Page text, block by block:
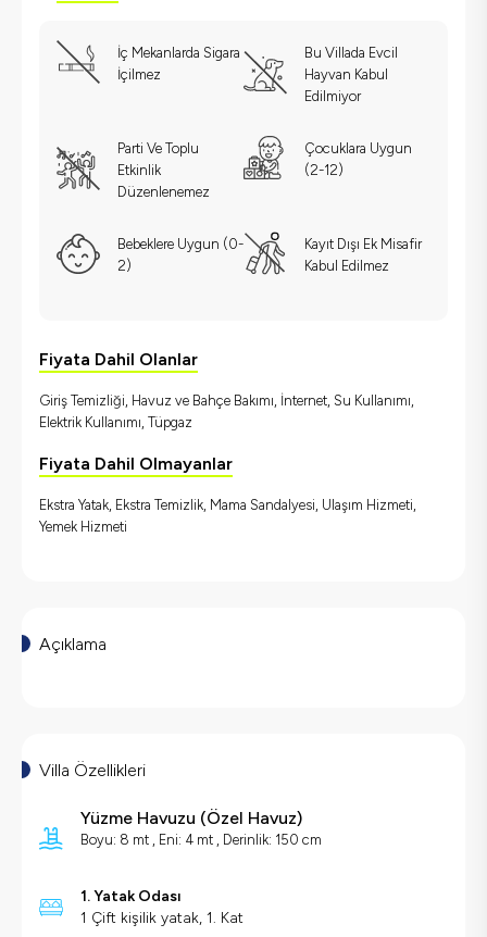
İç Mekanlarda Sigara
İçilmez
Bu Villada Evcil
Hayvan Kabul
Edilmiyor
Parti Ve Toplu
Etkinlik
Düzenlenemez
Çocuklara Uygun
(2-12)
Bebeklere Uygun (0-
2)
Kayıt Dışı Ek Misafir
Kabul Edilmez
Fiyata Dahil Olanlar
Giriş Temizliği, Havuz ve Bahçe Bakımı, İnternet, Su Kullanımı,
Elektrik Kullanımı, Tüpgaz
Fiyata Dahil Olmayanlar
Ekstra Yatak, Ekstra Temizlik, Mama Sandalyesi, Ulaşım Hizmeti,
Yemek Hizmeti
Açıklama
Villa Özellikleri
Yüzme Havuzu (Özel Havuz)
Boyu: 8 mt , Eni: 4 mt , Derinlik: 150 cm
1. Yatak Odası
1 Çift kişilik yatak, 1. Kat